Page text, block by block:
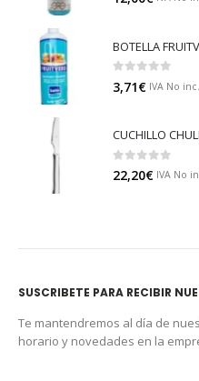
BOTELLA
0 out of 5
3,71€ IVA No inc.
CUCHILLO
0out of 5
22,20€ IVA No
SUSCRIBETE PARA RECIBIR
Te mantendremos al día de
horario y novedades en la